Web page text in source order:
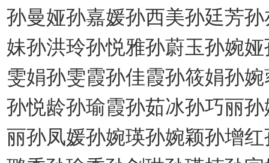
孙曼娅孙嘉媛孙西美孙廷芳
妹孙洪玲孙悦雅孙蔚玉孙婉
雯娟孙雯霞孙佳霞孙筱娟孙
孙悦龄孙瑜霞孙茹冰孙巧丽
丽孙凤媛孙婉瑛孙婉颖孙增